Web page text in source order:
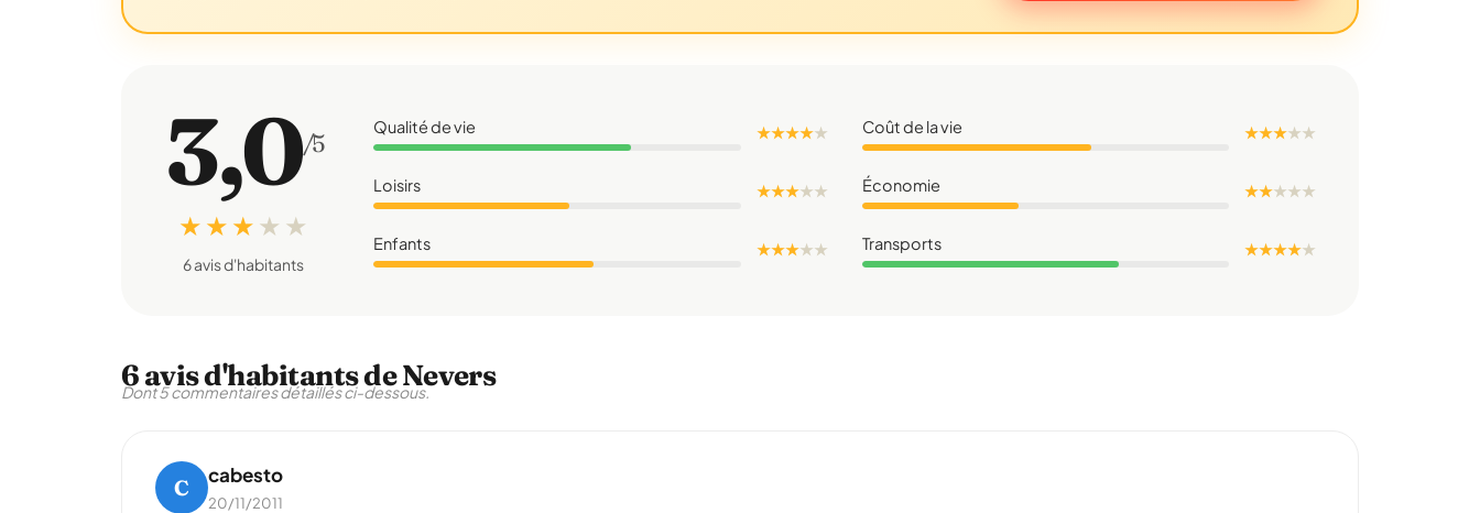
3,0/5
★ ★ ★ ★ ★
6 avis d'habitants
Qualité de vie ★ ★ ★ ★★ Coût de la vie ★ ★ ★★★
Loisirs ★ ★ ★★★ Économie ★ ★★★★
Enfants ★ ★ ★★★ Transports ★ ★ ★ ★★
6 avis d'habitants de Nevers
Dont 5 commentaires détaillés ci-dessous.
C cabesto
20/11/2011